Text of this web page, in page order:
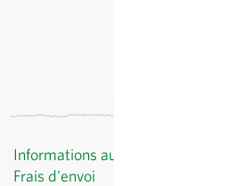
Informations au client
Frais d'envoi